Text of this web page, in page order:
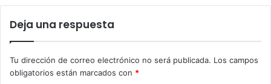
Deja una respuesta
Tu dirección de correo electrónico no será publicada. Los campos
obligatorios están marcados con *